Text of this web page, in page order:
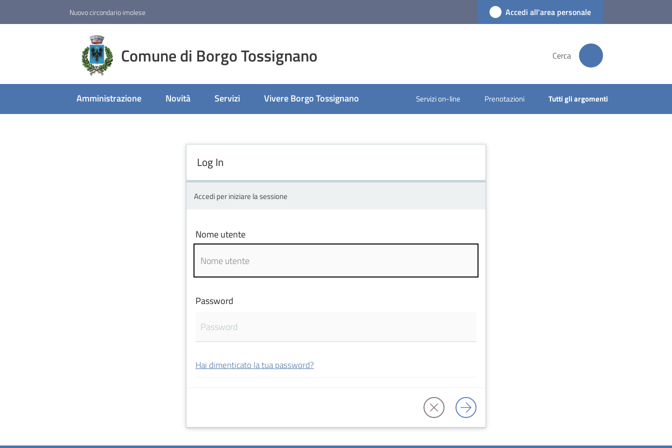
Nuovo circondario imolese Accedi all'area personale
Comune di Borgo Tossignano Cerca
Amministrazione Novità Servizi Vivere Borgo Tossignano Servizi on-line Prenotazioni Tutti gli argomenti
Log In
Accedi per iniziare la sessione
Nome utente
Password
Hai dimenticato la tua password?